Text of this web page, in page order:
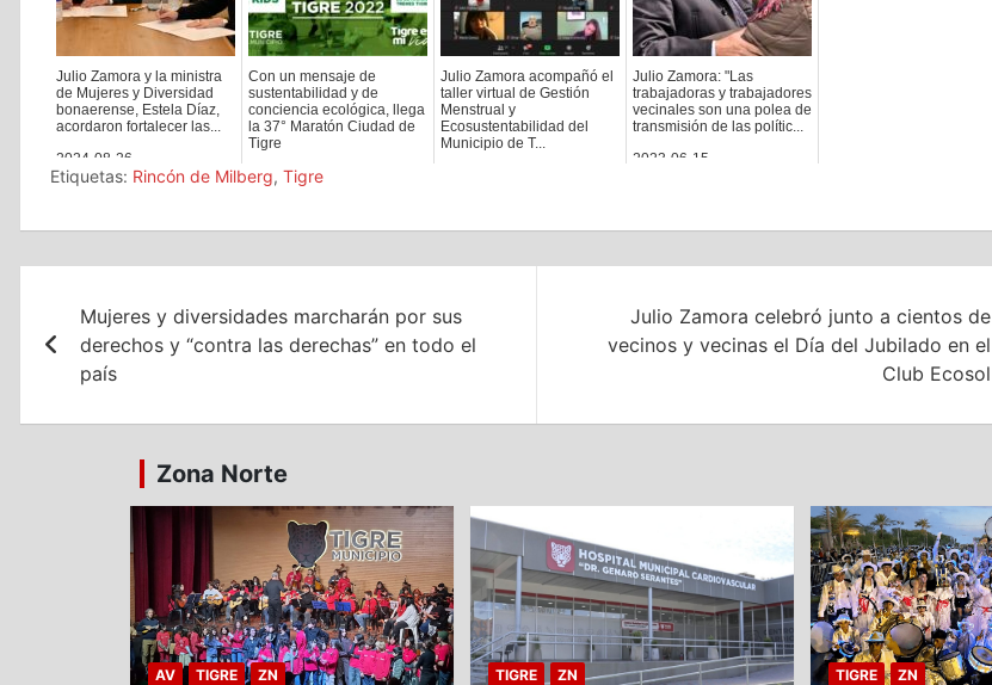
Julio Zamora y la ministra
de Mujeres y Diversidad
bonaerense, Estela Díaz,
acordaron fortalecer las...
2024-08-26
Con un mensaje de
sustentabilidad y de
conciencia ecológica, llega
la 37° Maratón Ciudad de
Tigre
2022-09-11
Julio Zamora acompañó el
taller virtual de Gestión
Menstrual y
Ecosustentabilidad del
Municipio de T...
Julio Zamora: "Las
trabajadoras y trabajadores
vecinales son una polea de
transmisión de las polític...
2023-06-15
Etiquetas: Rincón de Milberg, Tigre
de
entradas
Mujeres y diversidades marcharán por sus
derechos y “contra las derechas” en todo el
país
Julio Zamora celebró junto a cientos de
vecinos y vecinas el Día del Jubilado en el
Club Ecosol
Zona Norte
AV TIGRE ZN TIGRE ZN TIGRE ZN